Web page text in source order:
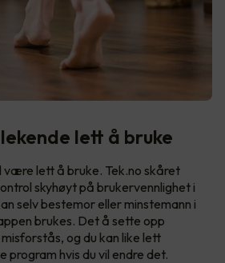
lett å bruke
være lett å bruke. Tek.no skåret
skyhøyt på brukervennlighet i
selv bestemor eller minstemann i
brukes. Det å sette opp
og du kan like lett
hvis du vil endre det.